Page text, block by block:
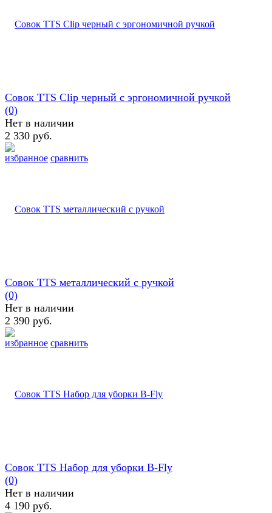
избранное сравнить
Совок TTS Clip черный с эргономичной ручкой
(0)
Нет в наличии
2 330 руб.
избранное сравнить
Совок TTS металлический с ручкой
(0)
Нет в наличии
2 390 руб.
Совок TTS Набор для уборки B-Fly
(0)
Нет в наличии
4 190 руб.